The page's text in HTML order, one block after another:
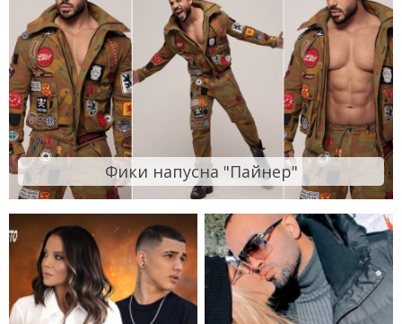
Фики напусна "Пайнер"